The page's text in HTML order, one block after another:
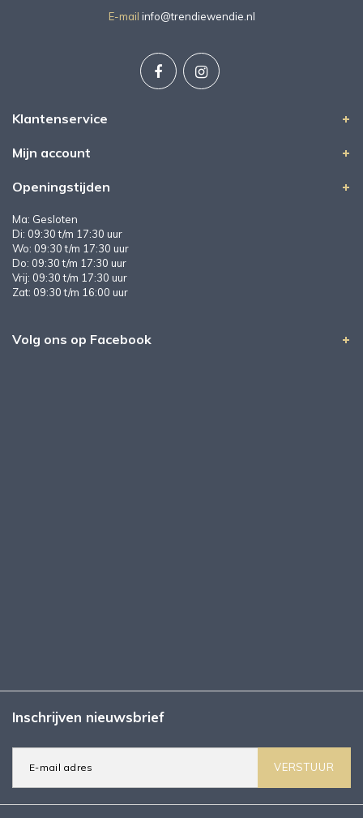
E-mail info@trendiewendie.nl
Klantenservice
Mijn account
Openingstijden
Ma: Gesloten
Di: 09:30 t/m 17:30 uur
Wo: 09:30 t/m 17:30 uur
Do: 09:30 t/m 17:30 uur
Vrij: 09:30 t/m 17:30 uur
Zat: 09:30 t/m 16:00 uur
Volg ons op Facebook
Inschrijven nieuwsbrief
VERSTUUR